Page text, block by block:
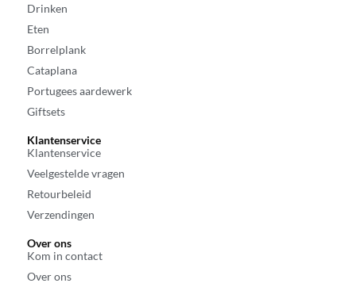
Drinken
Eten
Borrelplank
Cataplana
Portugees aardewerk
Giftsets
Klantenservice
Klantenservice
Veelgestelde vragen
Retourbeleid
Verzendingen
Over ons
Kom in contact
Over ons